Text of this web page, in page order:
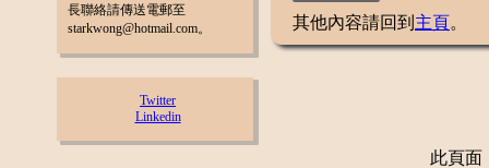
長聯絡請傳送電郵至
starkwong@hotmail.com。
Twitter
Linkedin
其他內容請回到 主頁。
此頁面